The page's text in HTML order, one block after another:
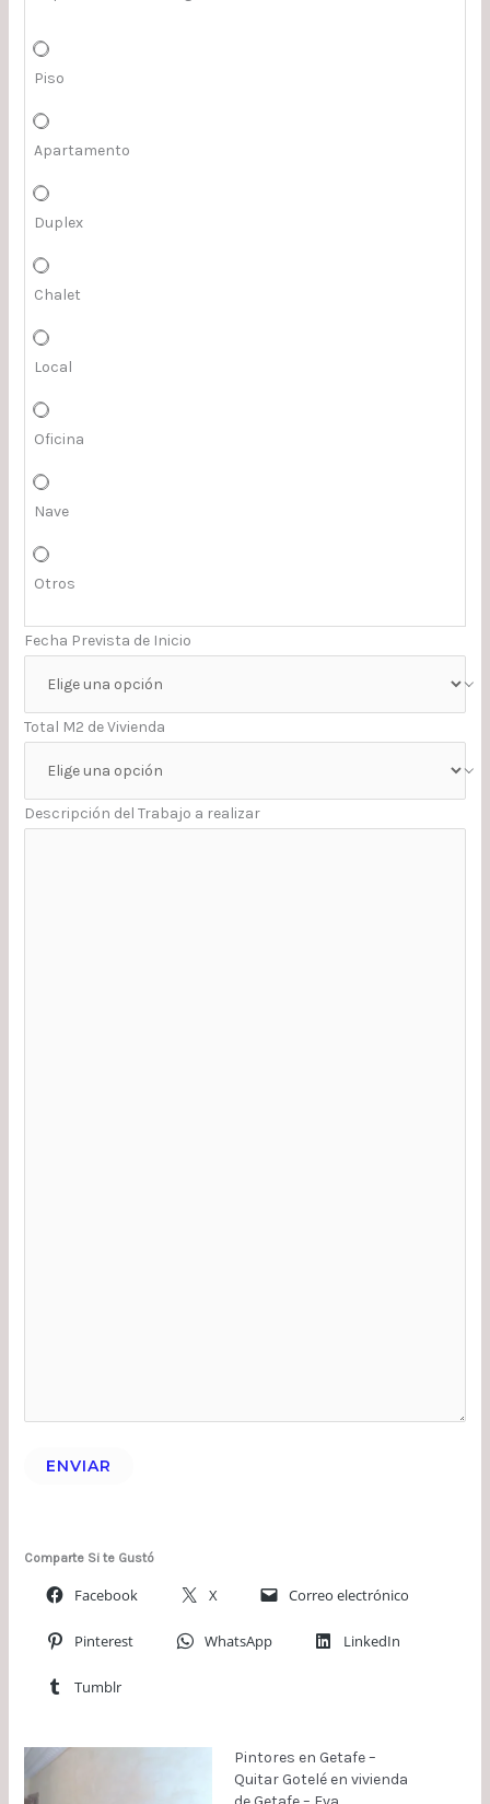
Piso
Apartamento
Duplex
Chalet
Local
Oficina
Nave
Otros
Fecha Prevista de Inicio
Total M2 de Vivienda
Descripción del Trabajo a realizar
ENVIAR
Comparte Si te Gustó
Facebook X Correo electrónico
Pinterest WhatsApp LinkedIn
Tumblr
Pintores en Getafe –
Quitar Gotelé en vivienda